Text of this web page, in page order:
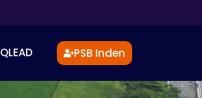
QLEAD PSB Inden